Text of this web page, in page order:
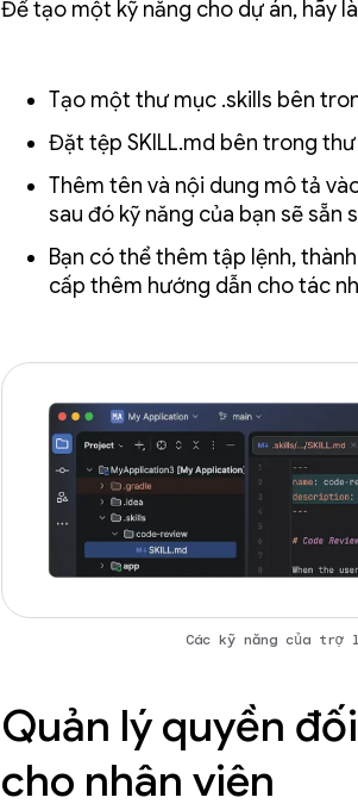
Để tạo một kỹ năng cho dự án, hãy
Tạo một thư mục .skills bên
Đặt tệp SKILL.md bên trong
Thêm tên và nội dung mô tả
sau đó kỹ năng của bạn sẽ sẵn
Bạn có thể thêm tập lệnh,
cấp thêm hướng dẫn cho tác
Các kỹ năng của trợ
Quản lý quyền
cho nhân viên